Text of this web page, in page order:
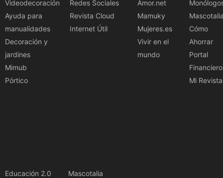
Videodecoración
Ayuda para
manualidades
Decoración y
jardines
Mimub
Pórtico
Redes Sociales
Revista Cloud
Internet Útil
Amor.net
Mamuky
Mujeres.es
Vivir en el
mundo
Cómo
Ahorrar
Portal
Financiero
Mi Revista
Educación 2.0
Mascotalia